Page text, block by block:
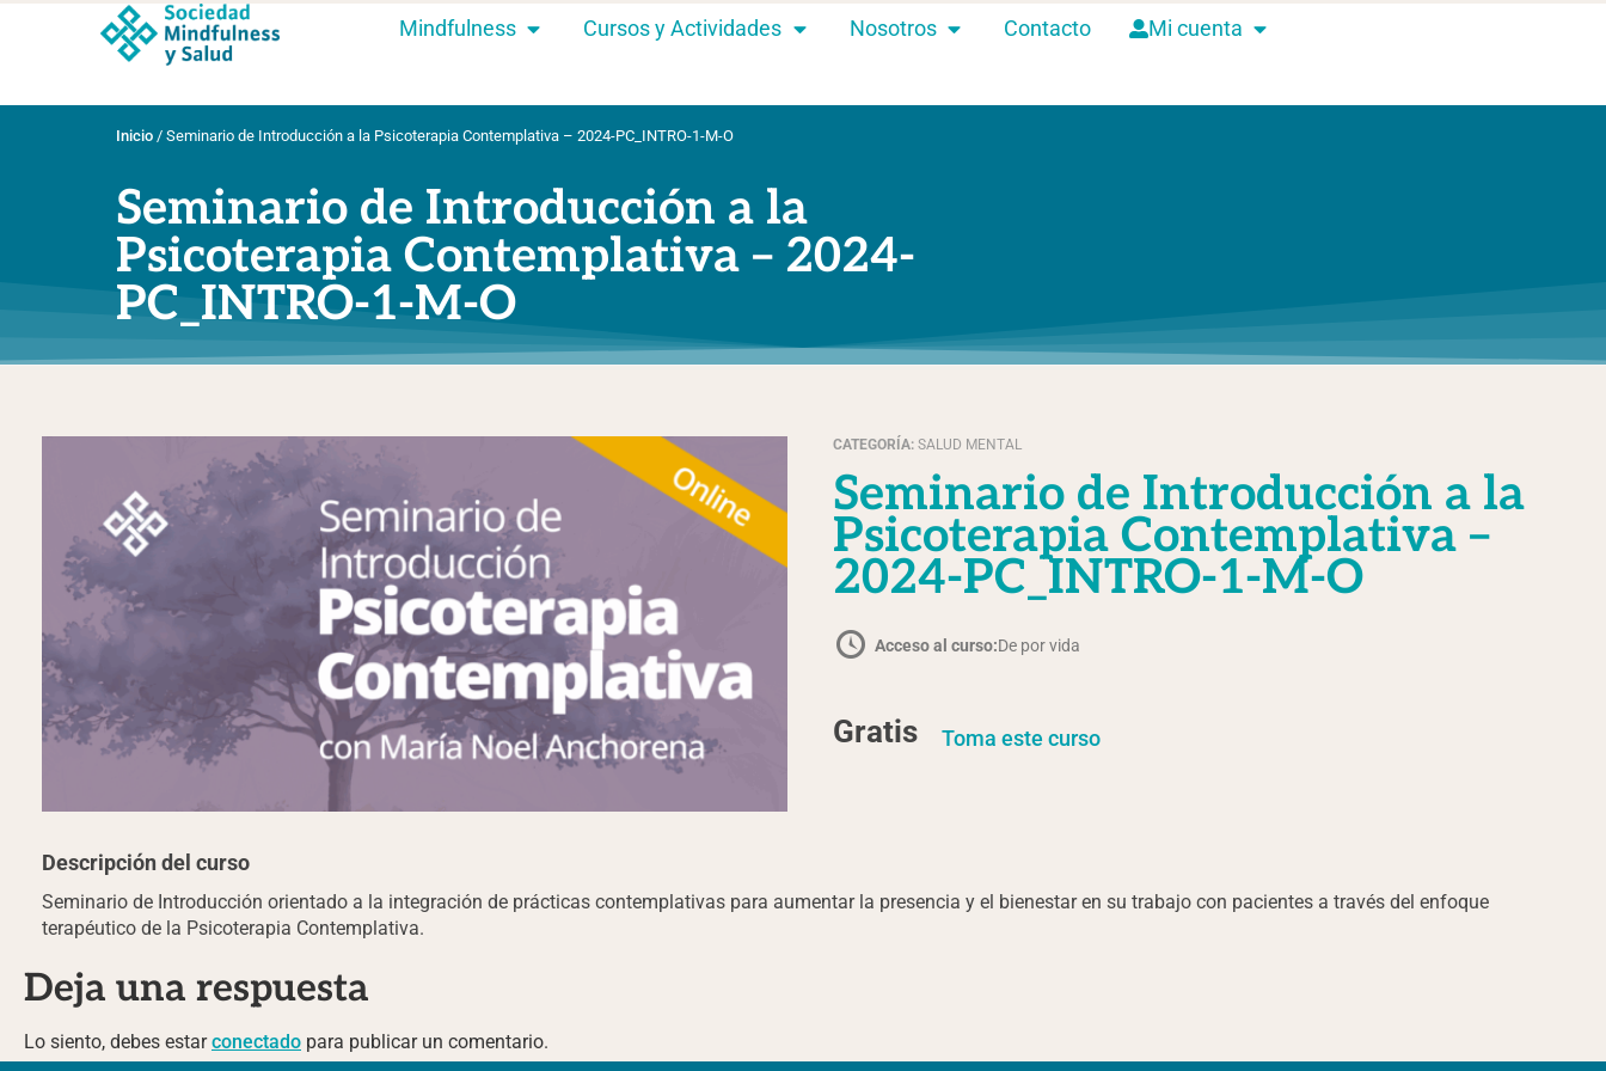
Mindfulness Cursos y Actividades Nosotros Contacto Mi cuenta
Inicio / Seminario de Introducción a la Psicoterapia Contemplativa – 2024-PC_INTRO-1-M-O
Seminario de Introducción a la
Psicoterapia Contemplativa – 2024-
PC_INTRO-1-M-O
CATEGORÍA:SALUD MENTAL
Seminario de Introducción a la
Psicoterapia Contemplativa –
2024-PC_INTRO-1-M-O
Acceso al curso:De por vida
Gratis Toma este curso
Descripción del curso
Seminario de Introducción orientado a la integración de prácticas contemplativas para aumentar la presencia y el bienestar en su trabajo con pacientes a través del enfoque
terapéutico de la Psicoterapia Contemplativa.
Deja una respuesta
Lo siento, debes estarconectado para publicar un comentario.